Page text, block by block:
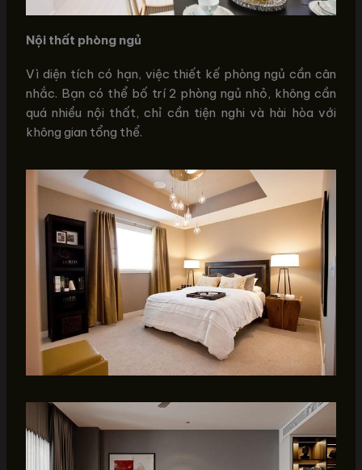
Nội thất phòng ngủ
Vì diện tích có hạn, việc thiết kế phòng ngủ cần cân
nhắc. Bạn có thể bố trí 2 phòng ngủ nhỏ, không cần
quá nhiều nội thất, chỉ cần tiện nghi và hài hòa với
không gian tổng thể.